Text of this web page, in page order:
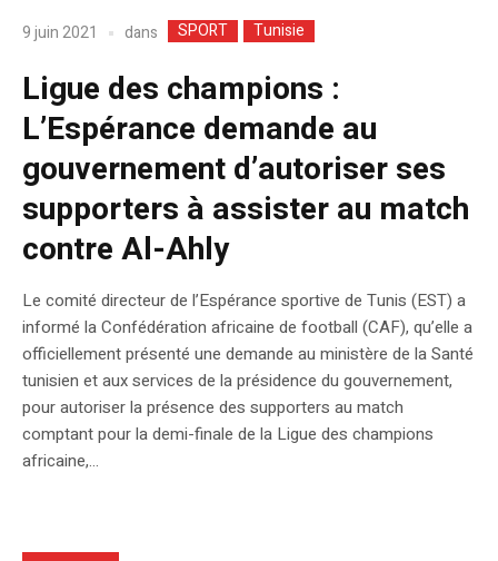
9 juin 2021 dans SPORT Tunisie
Ligue des champions :
L’Espérance demande au
gouvernement d’autoriser ses
supporters à assister au match
contre Al-Ahly
Le comité directeur de l’Espérance sportive de Tunis (EST) a
informé la Confédération africaine de football (CAF), qu’elle a
officiellement présenté une demande au ministère de la Santé
tunisien et aux services de la présidence du gouvernement,
pour autoriser la présence des supporters au match
comptant pour la demi-finale de la Ligue des champions
africaine,...